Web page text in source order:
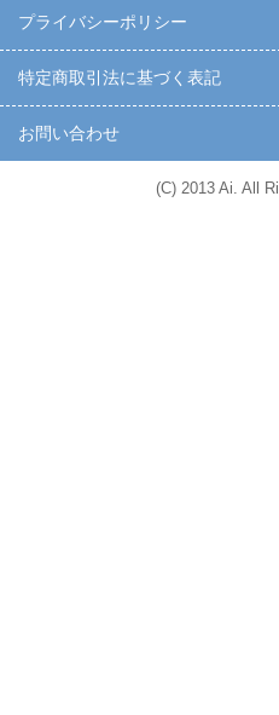
プライバシーポリシー
特定商取引法に基づく表記
お問い合わせ
(C) 2013 Ai. All